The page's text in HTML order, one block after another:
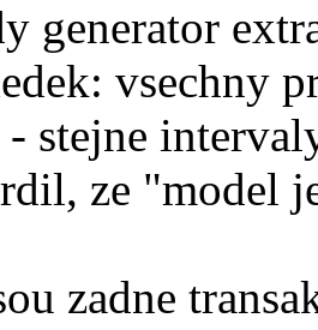
generator
vsechny
stejne
ze "model
zadne